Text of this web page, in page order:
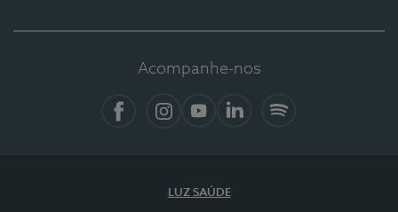
Acompanhe-nos
LUZ SAÚDE